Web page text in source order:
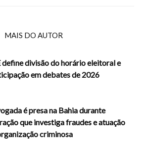
MAIS DO AUTOR
define divisão do horário eleitoral e
em debates de 2026
é presa na Bahia durante
que investiga fraudes e atuação
criminosa